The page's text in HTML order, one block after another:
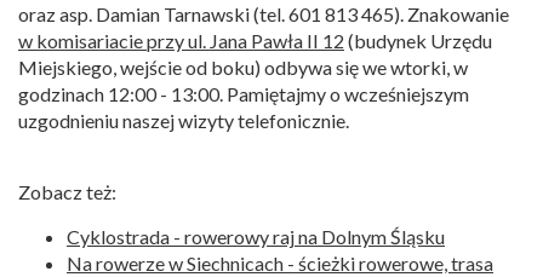
oraz asp. Damian Tarnawski (tel. 601 813 465). Znakowanie
w komisariacie przy ul. Jana Pawła II 12 (budynek Urzędu
Miejskiego, wejście od boku) odbywa się we wtorki, w
godzinach 12:00 - 13:00. Pamiętajmy o wcześniejszym
uzgodnieniu naszej wizyty telefonicznie.
Zobacz też:
Cyklostrada - rowerowy raj na Dolnym Śląsku
Na rowerze w Siechnicach - ścieżki rowerowe, trasa